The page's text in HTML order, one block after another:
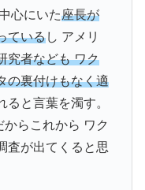
心にいた座長が
ているし アメリ
究者なども ワク
の裏付けもなく適
ると言葉を濁す。
からこれから ワク
査が出てくると思